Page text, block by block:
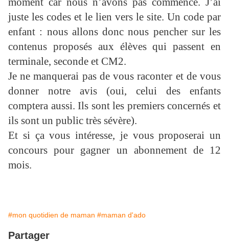
juste les codes et le lien vers le site. Un code par
enfant : nous allons donc nous pencher sur les
contenus proposés aux élèves qui passent en
terminale, seconde et CM2.
Je ne manquerai pas de vous raconter et de vous
donner notre avis (oui, celui des enfants
comptera aussi. Ils sont les premiers concernés et
ils sont un public très sévère).
Et si ça vous intéresse, je vous proposerai un
concours pour gagner un abonnement de 12
mois.
#mon quotidien de maman #maman d'ado
Partager